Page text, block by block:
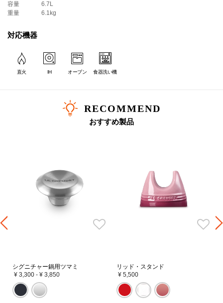
サイズ選びの目安
2～4人分 3合
3～5人分 4合
30cm 7～14人分 -
※直径24cm以上のお鍋は炊きあがりにムラができる場合があるため、炊飯に
容量
6.7L
重量
6.1kg
対応機器
直火 IH オーブン 食器洗い機
RECOMMEND
おすすめ製品
シグニチャー鍋用ツマミ
¥ 3,300 - ¥ 3,850
リッド・スタンド
¥ 5,500